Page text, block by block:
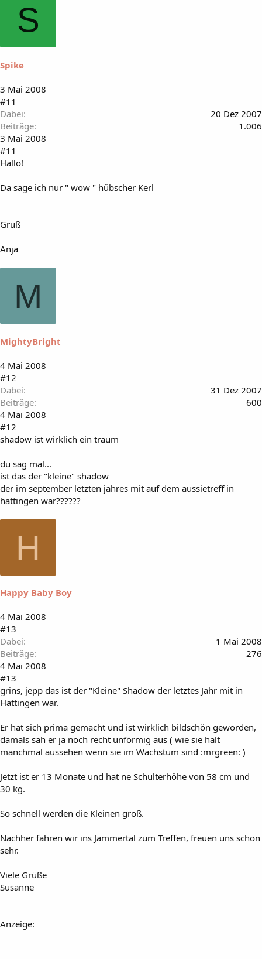
S
Spike
3 Mai 2008
#11
Dabei
20 Dez 2007
Beiträge
1.006
3 Mai 2008
#11
Hallo!
Da sage ich nur " wow " hübscher Kerl
Gruß
Anja
M
MightyBright
4 Mai 2008
#12
Dabei
31 Dez 2007
Beiträge
600
4 Mai 2008
#12
shadow ist wirklich ein traum
du sag mal...
ist das der "kleine" shadow
der im september letzten jahres mit auf dem aussietreff in
hattingen war??????
H
Happy Baby Boy
4 Mai 2008
#13
Dabei
1 Mai 2008
Beiträge
276
4 Mai 2008
#13
grins, jepp das ist der "Kleine" Shadow der letztes Jahr mit in
Hattingen war.
Er hat sich prima gemacht und ist wirklich bildschön geworden,
damals sah er ja noch recht unförmig aus ( wie sie halt
manchmal aussehen wenn sie im Wachstum sind :mrgreen: )
Jetzt ist er 13 Monate und hat ne Schulterhöhe von 58 cm und
30 kg.
So schnell werden die Kleinen groß.
Nachher fahren wir ins Jammertal zum Treffen, freuen uns schon
sehr.
Viele Grüße
Susanne
Anzeige: